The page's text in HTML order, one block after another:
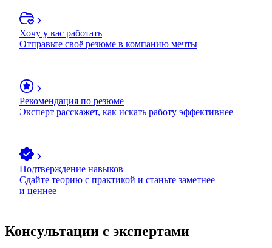
Хочу у вас работать
Отправьте своё резюме в компанию мечты
Рекомендация по резюме
Эксперт расскажет, как искать работу эффективнее
Подтверждение навыков
Сдайте теорию с практикой и станьте заметнее
и ценнее
Консультации с экспертами